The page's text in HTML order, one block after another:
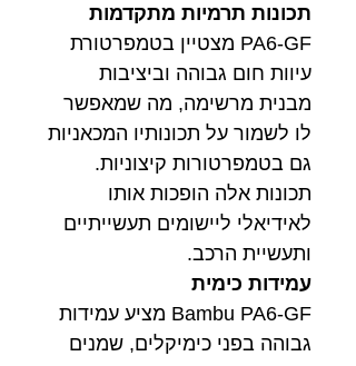
תכונות תרמיות מתקדמות
PA6-GF מצטיין בטמפרטורת
עיוות חום גבוהה וביציבות
מבנית מרשימה, מה שמאפשר
לו לשמור על תכונותיו המכאניות
גם בטמפרטורות קיצוניות.
תכונות אלה הופכות אותו
לאידיאלי ליישומים תעשייתיים
ותעשיית הרכב.
עמידות כימית
Bambu PA6-GF מציע עמידות
גבוהה בפני כימיקלים, שמנים